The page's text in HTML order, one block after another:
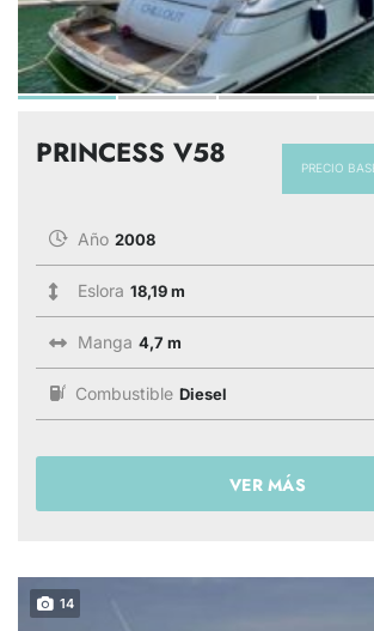
PRECIO
PRINCESS V58
Año 2008
Eslora 18,19 m
Manga 4,7 m
Combustible Diesel
VER MÁS
14